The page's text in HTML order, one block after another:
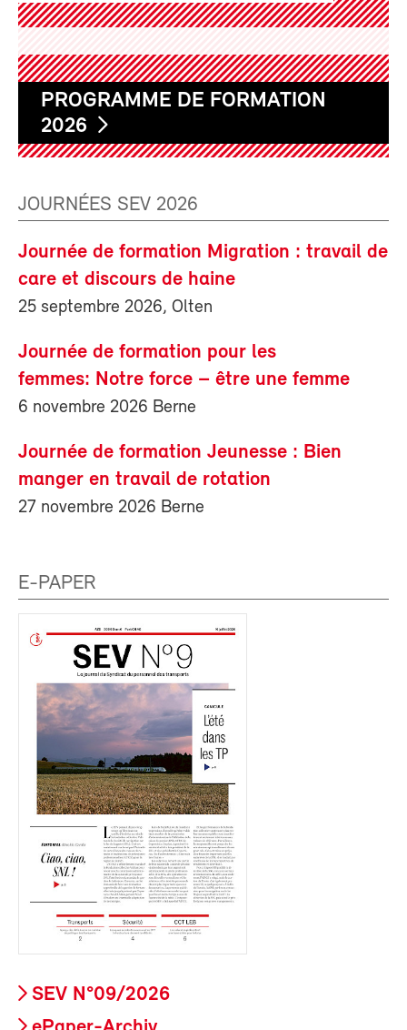
PROGRAMME DE FORMATION
2026
JOURNÉES SEV 2026
Journée de formation Migration : travail de
care et discours de haine
25 septembre 2026, Olten
Journée de formation pour les
femmes: Notre force – être une femme
6 novembre 2026 Berne
Journée de formation Jeunesse : Bien
manger en travail de rotation
27 novembre 2026 Berne
E-PAPER
SEV N°09/2026